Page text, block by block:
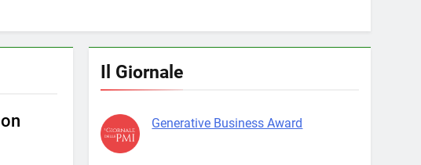
Il Giornale
Generative Business Award